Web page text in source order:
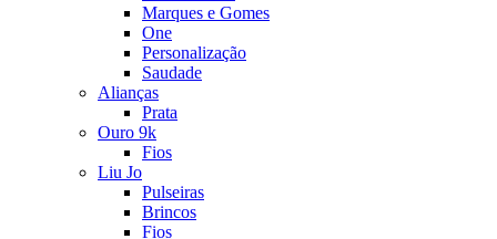
Marques e Gomes
One
Personalização
Saudade
Alianças
Prata
Ouro 9k
Fios
Liu Jo
Pulseiras
Brincos
Fios